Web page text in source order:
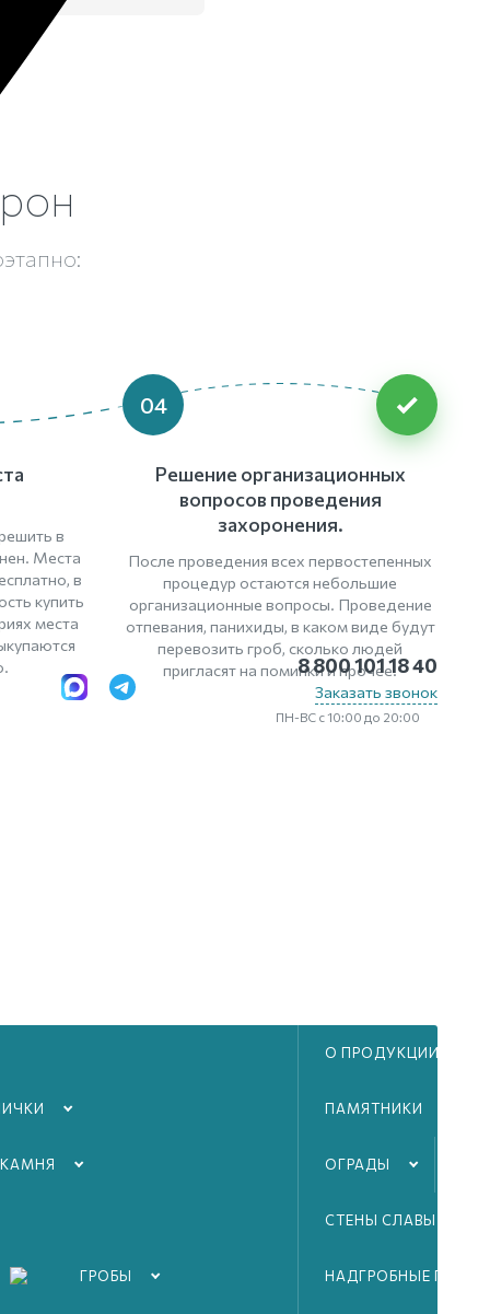
8 800 101 18 40
Заказать звонок
ПН-ВС с 10:00 до 20:00
ГРОБЫ
О ПРОДУКЦИИ
ПАМЯТНИКИ
ОГРАДЫ
СТЕНЫ СЛАВЫ ВОВ
НАДГРОБНЫЕ ПЛИТЫ
в
Места
в
купить
места
04
Решение организационных
вопросов проведения
захоронения.
После проведения всех первостепенных
процедур остаются небольшие
организационные вопросы. Проведение
отпевания, панихиды, в каком виде будут
перевозить гроб, сколько людей
пригласят на поминки и прочее.
ключ